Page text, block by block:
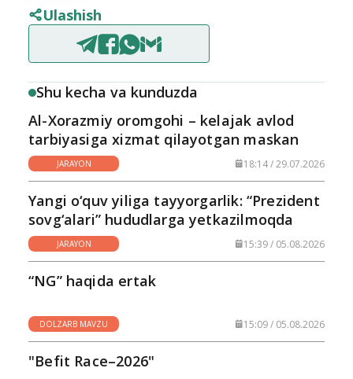
Ulashish
Shu kecha va kunduzda
Al-Xorazmiy oromgohi – kelajak avlod
tarbiyasiga xizmat qilayotgan maskan
JARAYON 18:14 / 29.07.2026
Yangi o‘quv yiliga tayyorgarlik: “Prezident
sovg‘alari” hududlarga yetkazilmoqda
JARAYON 15:39 / 05.08.2026
“NG” haqida ertak
DOLZARB MAVZU 15:09 / 05.08.2026
"Befit Race–2026"